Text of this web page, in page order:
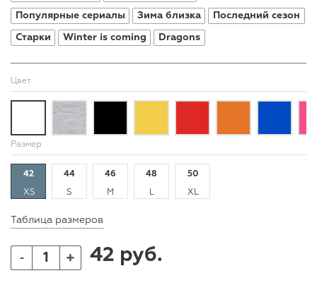
Популярные сериалы Зима близка Последний сезон
Старки Winter is coming Dragons
Цвет
Размер
42
XS
44
S
46
M
48
L
50
XL
Таблица размеров
- + 42 руб.